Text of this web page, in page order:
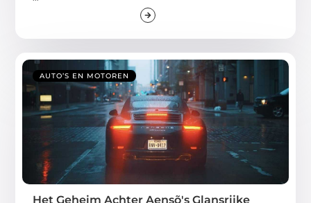
AUTO’S EN MOTOREN
Het Geheim Achter Aensõ's Glansrijke